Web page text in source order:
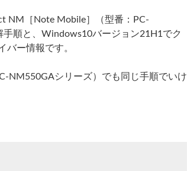
NM［Note Mobile］（型番：PC-
順と、Windows10バージョン21H1でク
バー情報です。
シリーズ）でも同じ手順でいけ